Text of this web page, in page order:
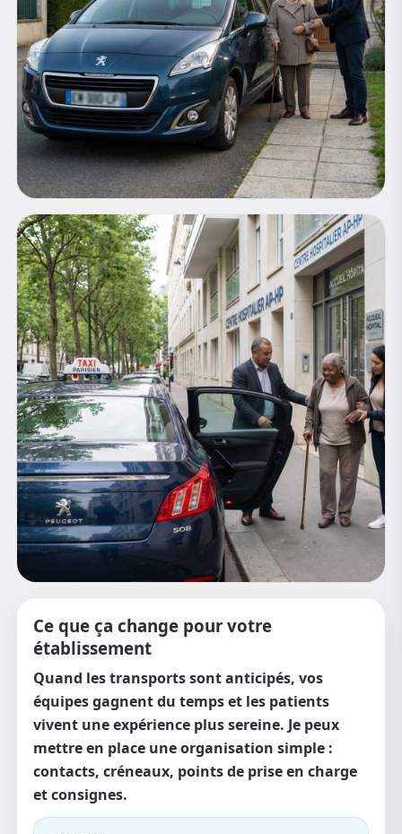
Ce que ça change pour votre
établissement
Quand les transports sont anticipés, vos
équipes gagnent du temps et les patients
vivent une expérience plus sereine. Je peux
mettre en place une organisation simple :
contacts, créneaux, points de prise en charge
et consignes.